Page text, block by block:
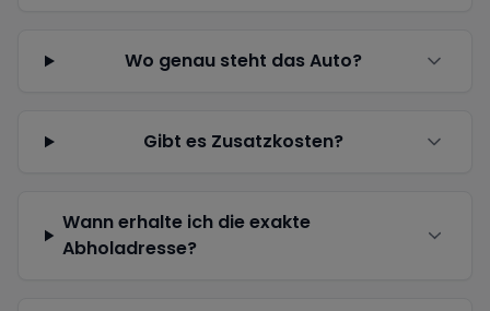
Wo genau steht das Auto?
Gibt es Zusatzkosten?
Wann erhalte ich die exakte
Abholadresse?